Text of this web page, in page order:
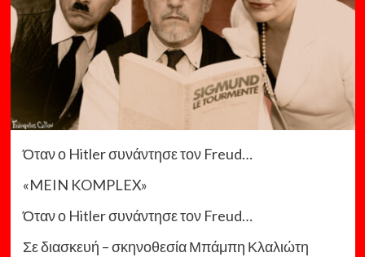
Όταν ο Hitler συνάντησε τον Freud…
«MEIN KOMPLEX»
Όταν ο Hitler συνάντησε τον Freud…
Σε διασκευή – σκηνοθεσία Μπάμπη Κλαλιώτη